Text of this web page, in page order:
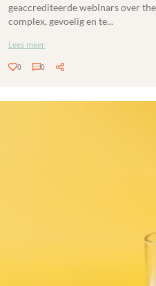
geaccrediteerde webinars over
complex, gevoelig en te...
Lees meer
0 0